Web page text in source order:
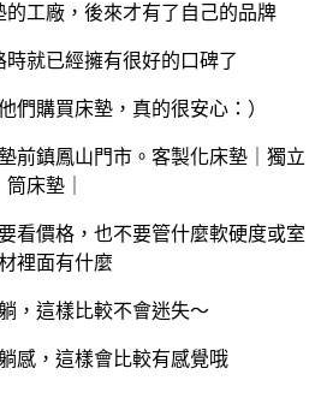
工廠，後來才有了自己的品牌
時就已經擁有很好的口碑了
們購買床墊，真的很安心：）
看價格，也不要管什麼軟硬度或室
裡面有什麼
，這樣比較不會迷失～
感，這樣會比較有感覺哦